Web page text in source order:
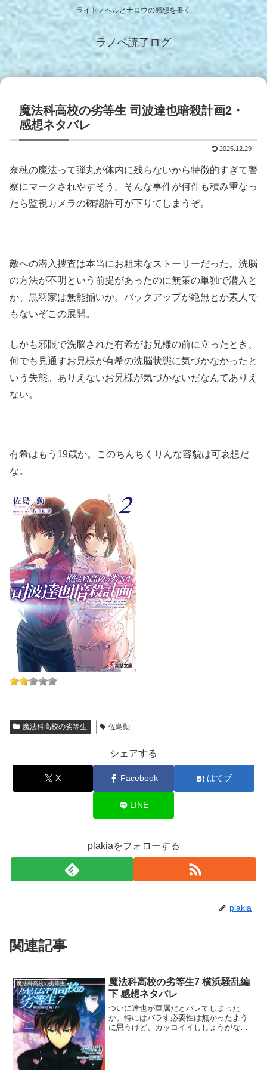
ライトノベルとナロウの感想を書く
ラノベ読了ログ
魔法科高校の劣等生 司波達也暗殺計画2・
感想ネタバレ
2025.12.29
奈穂の魔法って弾丸が体内に残らないから特徴的すぎて警
察にマークされやすそう。そんな事件が何件も積み重なっ
たら監視カメラの確認許可が下りてしまうぞ。
敵への潜入捜査は本当にお粗末なストーリーだった。洗脳
の方法が不明という前提があったのに無策の単独で潜入と
か、黒羽家は無能揃いか。バックアップが絶無とか素人で
もないぞこの展開。
しかも邪眼で洗脳された有希がお兄様の前に立ったとき、
何でも見通すお兄様が有希の洗脳状態に気づかなかったと
いう失態。ありえないお兄様が気づかないだなんてありえ
ない。
有希はもう19歳か。このちんちくりんな容貌は可哀想だ
な。
魔法科高校の劣等生 佐島勤
シェアする
X Facebook はてブ
LINE
plakiaをフォローする
plakia
関連記事
魔法科高校の劣等生
魔法科高校の劣等生7 横浜騒乱編
下 感想ネタバレ
ついに達也が軍属だとバレてしまった
か。特にはバラす必要性は無かったよう
に思うけど、カッコイイししょうがない